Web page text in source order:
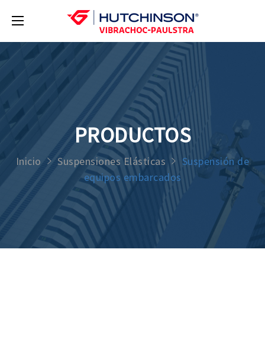
PRODUCTOS
Inicio Suspensiones Elásticas
Suspensión de
equipos embarcados